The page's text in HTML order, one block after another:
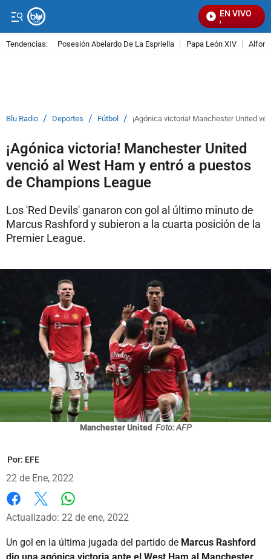
EN VIVO
Tendencias: Posesión Abelardo De La Espriella Papa León XIV
Blu Radio / Deportes / Fútbol / ¡Agónica victoria! Manchester United
¡Agónica victoria! Manchester United
venció al West Ham y entró a puestos
de Champions League
Los 'Red Devils' ganaron con gol al último minuto de
Marcus Rashford y subieron a la cuarta posición de la
Premier League.
Manchester United Foto: AFP
Por: EFE
22 de Ene, 2022
Facebook
X
Actualizado: 22 de ene, 2022
Un gol en la última jugada del partido de Marcus Rashford
dio una agónica victoria ante el West Ham al Manchester